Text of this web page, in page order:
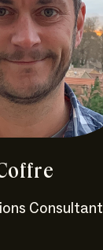
Consultant